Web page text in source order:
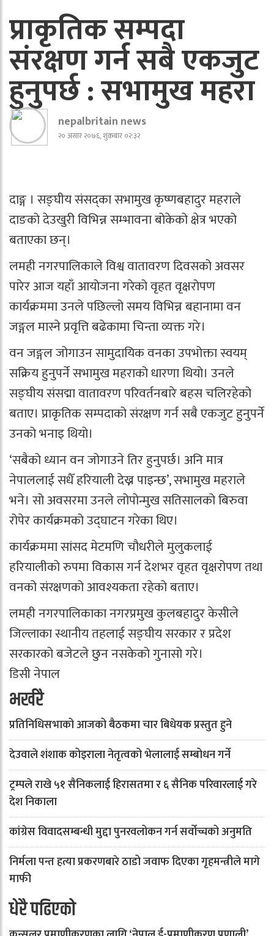
प्राकृतिक सम्पदा
संरक्षण गर्न सबै एकजुट
हुनुपर्छ : सभामुख महरा
nepalbritain news
२० असार २०७६, शुक्रबार ०२:३२
दाङ्ग । सङ्घीय संसद्का सभामुख कृष्णबहादुर महराले
दाङको देउखुरी विभिन्न सम्भावना बोकेको क्षेत्र भएको
बताएका छन्।
लमही नगरपालिकाले विश्व वातावरण दिवसको अवसर
पारेर आज यहाँ आयोजना गरेको वृहत वृक्षरोपण
कार्यक्रममा उनले पछिल्लो समय विभिन्न बहानामा वन
जङ्गल मास्ने प्रवृत्ति बढेकामा चिन्ता व्यक्त गरे।
वन जङ्गल जोगाउन सामुदायिक वनका उपभोक्ता स्वयम्
सक्रिय हुनुपर्ने सभामुख महराको धारणा थियो। उनले
सङ्घीय संसद्मा वातावरण परिवर्तनबारे बहस चलिरहेको
बताए। प्राकृतिक सम्पदाको संरक्षण गर्न सबै एकजुट हुनुपर्ने
उनको भनाइ थियो।
‘सबैको ध्यान वन जोगाउने तिर हुनुपर्छ। अनि मात्र
नेपाललाई सधैँ हरियाली देख्न पाइन्छ’, सभामुख महराले
भने। सो अवसरमा उनले लोपोन्मुख सतिसालको बिरुवा
रोपेर कार्यक्रमको उद्घाटन गरेका थिए।
कार्यक्रममा सांसद मेटमणि चौधरीले मुलुकलाई
हरियालीको रुपमा विकास गर्न देशभर वृहत वृक्षरोपण तथा
वनको संरक्षणको आवश्यकता रहेको बताए।
लमही नगरपालिकाका नगरप्रमुख कुलबहादुर केसीले
जिल्लाका स्थानीय तहलाई सङ्घीय सरकार र प्रदेश
सरकारको बजेटले छुन नसकेको गुनासो गरे।
डिसी नेपाल
भर्खरै
प्रतिनिधिसभाको आजको बैठकमा चार बिधेयक प्रस्तुत हुने
देउवाले शंशाक कोइराला नेतृत्वको भेलालाई सम्बोधन गर्ने
ट्रम्पले राखे ५१ सैनिकलाई हिरासतमा र ६ सैनिक परिवारलाई गरे
देश निकाला
कांग्रेस विवादसम्बन्धी मुद्दा पुनरवलोकन गर्न सर्वोच्चको अनुमति
निर्मला पन्त हत्या प्रकरणबारे ठाडो जवाफ दिएका गृहमन्त्रीले मागे
माफी
धेरै पढिएको